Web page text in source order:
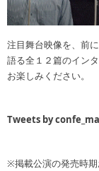
注目舞台映像を、前
語る全１２篇のイン
お楽しみください。
Tweets by
※掲載公演の発売時